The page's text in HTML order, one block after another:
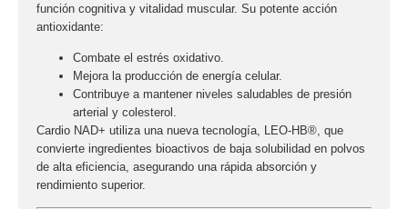
función cognitiva y vitalidad muscular. Su potente acción
antioxidante:
Combate el estrés oxidativo.
Mejora la producción de energía celular.
Contribuye a mantener niveles saludables de presión
arterial y colesterol.
Cardio NAD+ utiliza una nueva tecnología, LEO-HB® , que
convierte ingredientes bioactivos de baja solubilidad en polvos
de alta eficiencia, asegurando una rápida absorción y
rendimiento superior.